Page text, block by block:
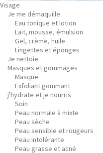
Visage
Je me démaquille
Eau tonique et lotion
Lait, mousse, émulsion
Gel, crème, huile
Lingettes et éponges
Je nettoie
Masques et gommages
Masque
Exfoliant gommant
j'hydrate et je nourris
Soin
Peau normale à mixte
Peau sèche
Peau sensible et rougeurs
Peau intolérante
Peau grasse et acné